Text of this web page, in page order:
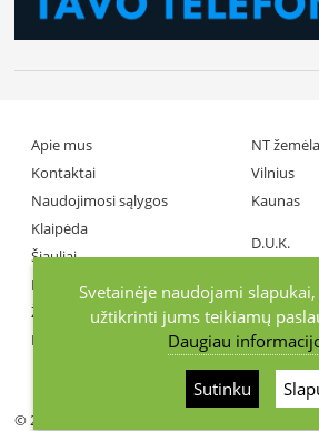
Apie mus
Kontaktai
Naudojimosi sąlygos
NT
Vilnius
Kaunas
Klaipėda
Šiauliai
Panevėžys
D.U.K.
Žiniasklaida
Investuotojai
+370686
© 2026 KurGyvenu.lt
Svetainėje naudojami
užtikrinti jums teikiamų
Daugiau
Sutinku